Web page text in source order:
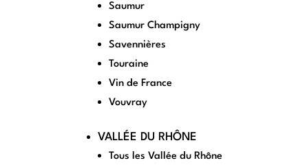
Saumur
Saumur Champigny
Savennières
Touraine
Vin de France
Vouvray
VALLÉE DU RHÔNE
Tous les Vallée du Rhône